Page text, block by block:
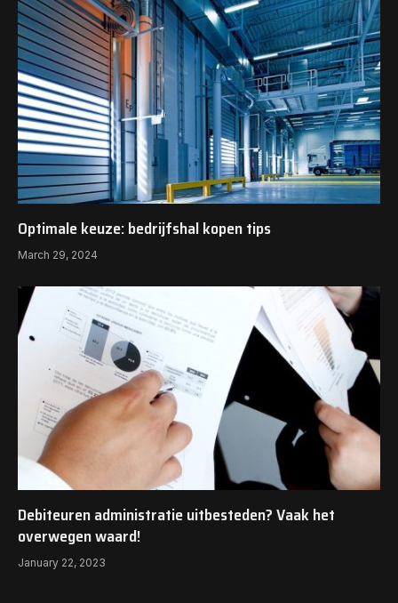
Optimale keuze: bedrijfshal kopen tips
March 29, 2024
Debiteuren administratie uitbesteden? Vaak het
overwegen waard!
January 22, 2023